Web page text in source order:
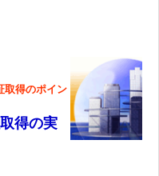
取得のポイン
得の実